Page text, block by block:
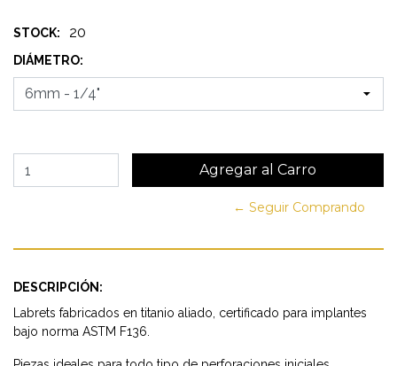
STOCK: 20
DIÁMETRO:
← Seguir Comprando
DESCRIPCIÓN:
Labrets fabricados en titanio aliado, certificado para implantes
bajo norma ASTM F136.